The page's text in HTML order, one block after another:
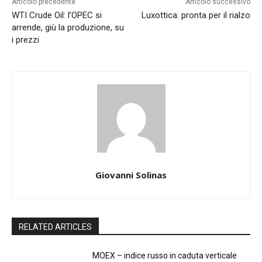
Articolo precedente
WTI Crude Oil: l’OPEC si
arrende, giù la produzione, su
i prezzi
Articolo successivo
Luxottica: pronta per il rialzo
Giovanni Solinas
RELATED ARTICLES
MOEX – indice russo in caduta verticale